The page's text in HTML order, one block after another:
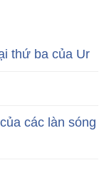
thứ ba của Ur
các làn sóng